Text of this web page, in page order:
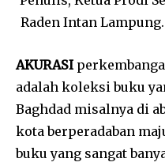
Raden Intan
AKURASI
adalah koleksi buku
Baghdad misalnya di
kota berperadaban
buku yang sangat